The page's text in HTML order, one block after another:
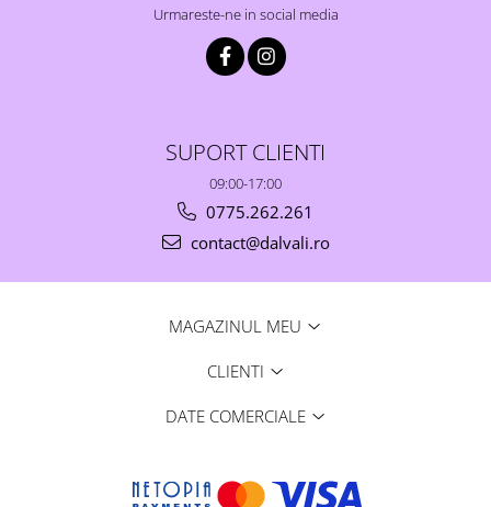
Urmareste-ne in social media
SUPORT CLIENTI
09:00-17:00
0775.262.261
contact@dalvali.ro
MAGAZINUL MEU
CLIENTI
DATE COMERCIALE